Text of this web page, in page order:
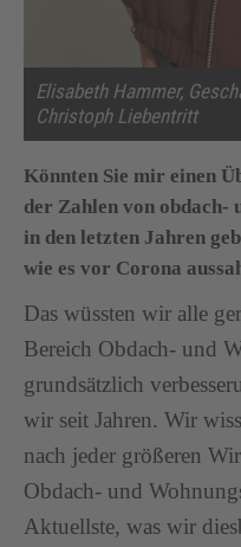
Elisabeth Hammer,
Christoph Liebentritt
Könnten Sie mir einen
der Zahlen von obdach-
in den letzten Jahren
wie es vor Corona
Das wüssten wir alle
Bereich Obdach- und
grundsätzlich
wir seit Jahren. Wir
nach jeder größeren
Obdach- und
Aktuellste, was wir